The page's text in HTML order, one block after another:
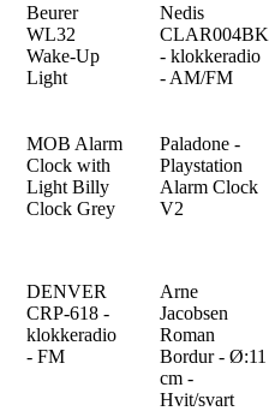
Beurer
WL32
Wake-Up
Light
Nedis
CLAR004BK
- klokkeradio
- AM/FM
MOB Alarm
Clock with
Light Billy
Clock Grey
Paladone -
Playstation
Alarm Clock
V2
DENVER
CRP-618 -
klokkeradio
- FM
Arne
Jacobsen
Roman
Bordur - Ø:11
cm -
Hvit/svart